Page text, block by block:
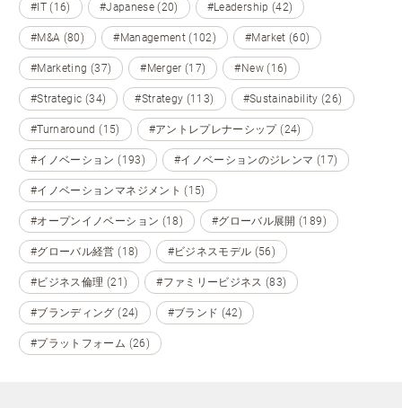
#IT (16) #Japanese (20) #Leadership (42)
#M&A (80) #Management (102) #Market (60)
#Marketing (37) #Merger (17) #New (16)
#Strategic (34) #Strategy (113) #Sustainability (26)
#Turnaround (15) #アントレプレナーシップ (24)
#イノベーション (193) #イノベーションのジレンマ (17)
#イノベーションマネジメント (15)
#オープンイノベーション (18) #グローバル展開 (189)
#グローバル経営 (18) #ビジネスモデル (56)
#ビジネス倫理 (21) #ファミリービジネス (83)
#ブランディング (24) #ブランド (42)
#プラットフォーム (26)